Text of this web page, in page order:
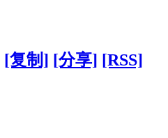
[复制] [分享] [RSS]